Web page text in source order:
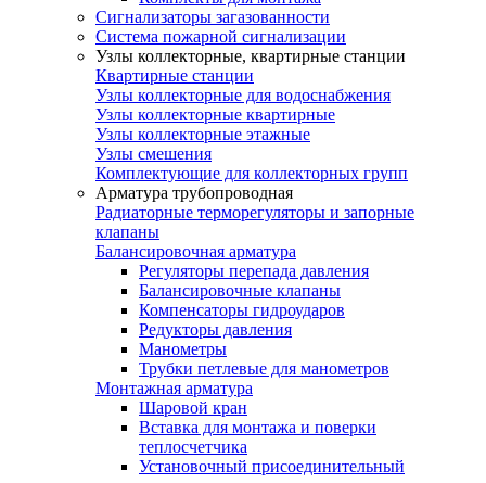
Сигнализаторы загазованности
Система пожарной сигнализации
Узлы коллекторные, квартирные станции
Квартирные станции
Узлы коллекторные для водоснабжения
Узлы коллекторные квартирные
Узлы коллекторные этажные
Узлы смешения
Комплектующие для коллекторных групп
Арматура трубопроводная
Радиаторные терморегуляторы и запорные
клапаны
Балансировочная арматура
Регуляторы перепада давления
Балансировочные клапаны
Компенсаторы гидроударов
Редукторы давления
Манометры
Трубки петлевые для манометров
Монтажная арматура
Шаровой кран
Вставка для монтажа и поверки
теплосчетчика
Установочный присоединительный